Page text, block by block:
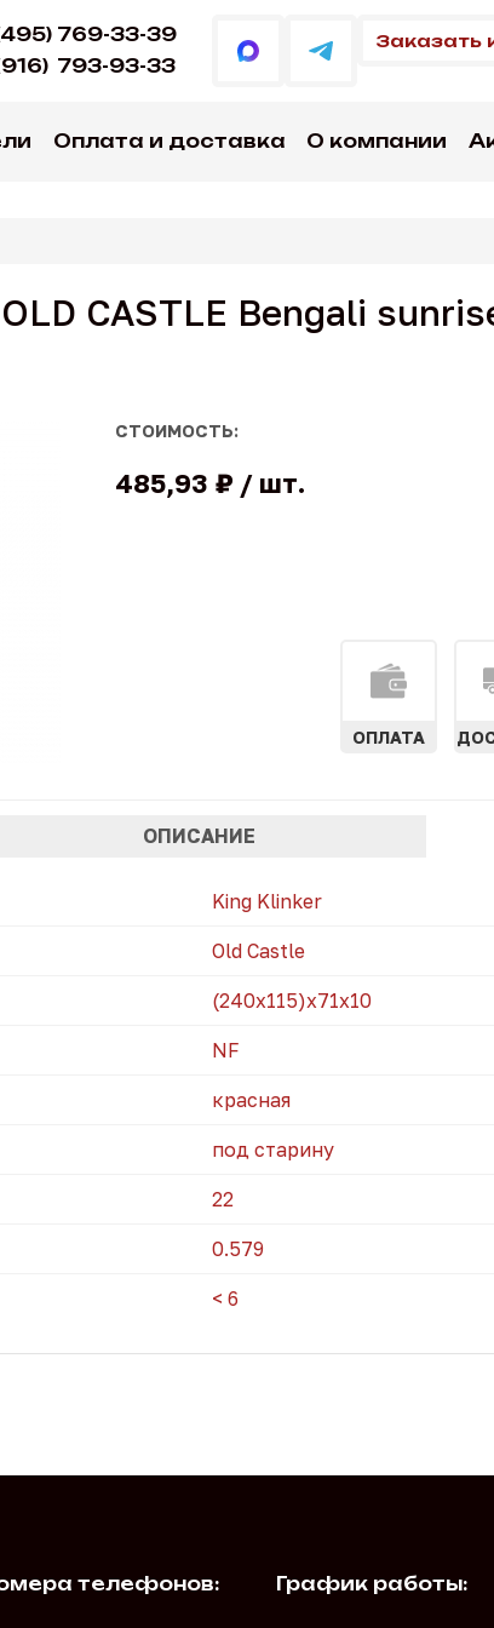
769-33-39
793-93-33
Заказать
Оплата и доставка О компании
CASTLE Bengali
СТОИМОСТЬ:
485,93 ₽ шт.
ОПЛАТА
ОПИСАНИЕ
King Klinker
Old Castle
(240x115)х71х10
NF
красная
под старину
22
0.579
< 6
телефонов: График работы: